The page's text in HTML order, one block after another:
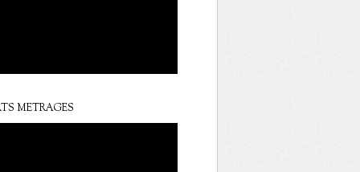
METRAGES